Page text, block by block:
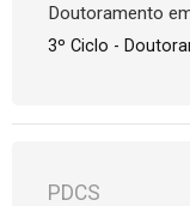
Doutoramento
3º Ciclo -
PDCS